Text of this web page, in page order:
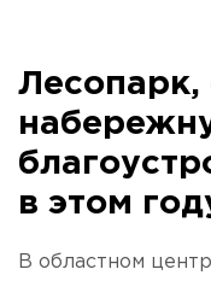
Лесопарк,
в этом
В областном